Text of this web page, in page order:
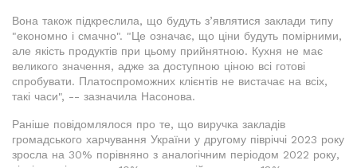
Вона також підкреслила, що будуть з’являтися заклади типу
"економно і смачно". "Це означає, що ціни будуть помірними,
але якість продуктів при цьому прийнятною. Кухня не має
великого значення, адже за доступною ціною всі готові
спробувати. Платоспроможних клієнтів не вистачає на всіх,
такі часи", -- зазначила Насонова.
Раніше повідомлялося про те, що виручка закладів
громадського харчування України у другому півріччі 2023 року
зросла на 30% порівняно з аналогічним періодом 2022 року,